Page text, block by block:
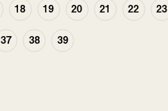
18 19 20 21 22 23
37 38 39